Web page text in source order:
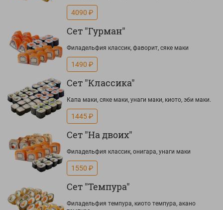
4090 ₽
Сет "Гурман"
Филадельфия классик, фаворит, сяке маки
1490 ₽
Сет "Классика"
Капа маки, сяке маки, унаги маки, киото, эби маки.
1445 ₽
Сет "На двоих"
Филадельфия классик, онигара, унаги маки
1550 ₽
Сет "Темпура"
Филадельфия темпура, киото темпура, акано